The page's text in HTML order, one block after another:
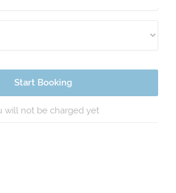
Start Booking
will not be charged yet